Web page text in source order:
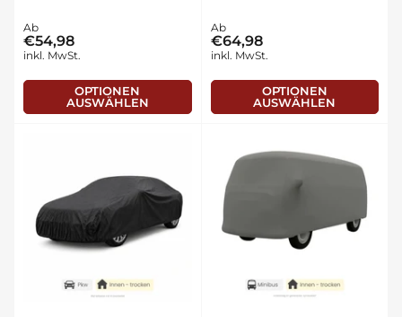
Normaler
Preis
Ab
€54,98
inkl. MwSt.
OPTIONEN
AUSWÄHLEN
Normaler
Preis
Ab
€64,98
inkl. MwSt.
OPTIONEN
AUSWÄHLEN